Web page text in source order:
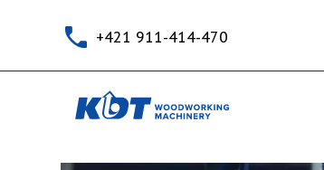
+421 911-414-470